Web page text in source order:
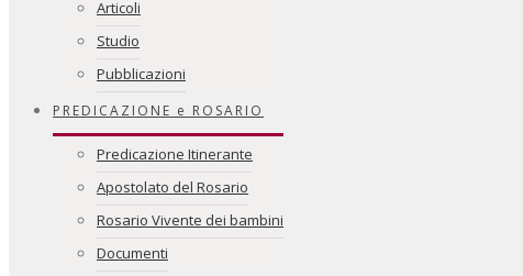
Articoli
Studio
Pubblicazioni
PREDICAZIONE e ROSARIO
Predicazione Itinerante
Apostolato del Rosario
Rosario Vivente dei bambini
Documenti